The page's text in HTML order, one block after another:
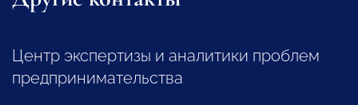
Центр экспертизы и аналитики проблем
предпринимательства